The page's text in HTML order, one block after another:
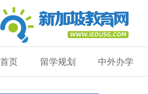
首页 留学规划 中外办学